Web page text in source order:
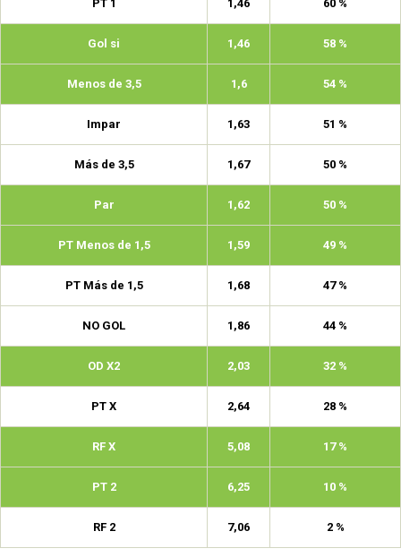
PT 1 1,46 60 %
Gol si 1,46 58 %
Menos de 3,5 1,6 54 %
Impar 1,63 51 %
Más de 3,5 1,67 50 %
Par 1,62 50 %
PT Menos de 1,5 1,59 49 %
PT Más de 1,5 1,68 47 %
NO GOL 1,86 44 %
OD X2 2,03 32 %
PT X 2,64 28 %
RF X 5,08 17 %
PT 2 6,25 10 %
RF 2 7,06 2 %